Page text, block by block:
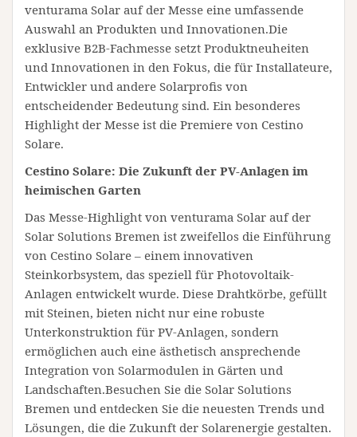
venturama Solar auf der Messe eine umfassende
Auswahl an Produkten und Innovationen.Die
exklusive B2B-Fachmesse setzt Produktneuheiten
und Innovationen in den Fokus, die für Installateure,
Entwickler und andere Solarprofis von
entscheidender Bedeutung sind. Ein besonderes
Highlight der Messe ist die Premiere von Cestino
Solare.
Cestino Solare: Die Zukunft der PV-Anlagen im
heimischen Garten
Das Messe-Highlight von venturama Solar auf der
Solar Solutions Bremen ist zweifellos die Einführung
von Cestino Solare – einem innovativen
Steinkorbsystem, das speziell für Photovoltaik-
Anlagen entwickelt wurde. Diese Drahtkörbe, gefüllt
mit Steinen, bieten nicht nur eine robuste
Unterkonstruktion für PV-Anlagen, sondern
ermöglichen auch eine ästhetisch ansprechende
Integration von Solarmodulen in Gärten und
Landschaften.Besuchen Sie die Solar Solutions
Bremen und entdecken Sie die neuesten Trends und
Lösungen, die die Zukunft der Solarenergie gestalten.